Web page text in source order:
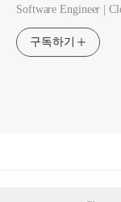
Software Engineer |
구독하기